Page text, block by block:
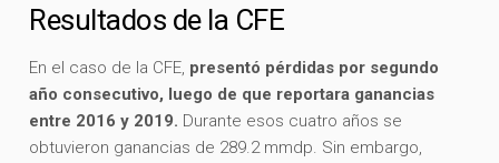
Resultados de la CFE
En el caso de la CFE, presentó pérdidas por segundo
año consecutivo, luego de que reportara ganancias
entre 2016 y 2019. Durante esos cuatro años se
obtuvieron ganancias de 289.2 mmdp. Sin embargo,